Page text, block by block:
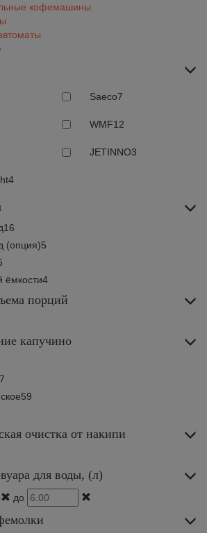
кофемашины
Saeco7
WMF12
JETINNO3
4
16
(опция)5
ёмкости4
порций
капучино
7
59
очистка от накипи
для воды, (л)
до